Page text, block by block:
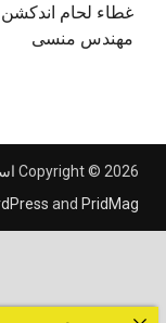
غطاء لحام
مهندس منسى
Copyright © 2026
andPridMag